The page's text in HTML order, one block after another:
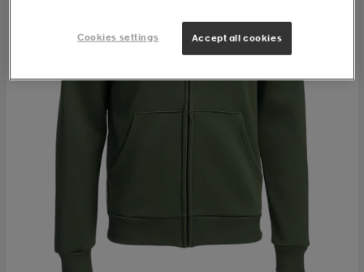
Cookies settings Accept all cookies